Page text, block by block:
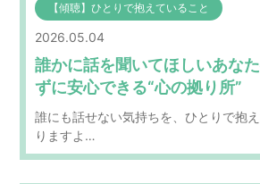
【傾聴】ひとりで抱えていること
2026.05.04
誰かに話を聞いてほしいあな
ずに安心できる“心の拠り所”
誰にも話せない気持ちを、ひとりで抱
りますよ…